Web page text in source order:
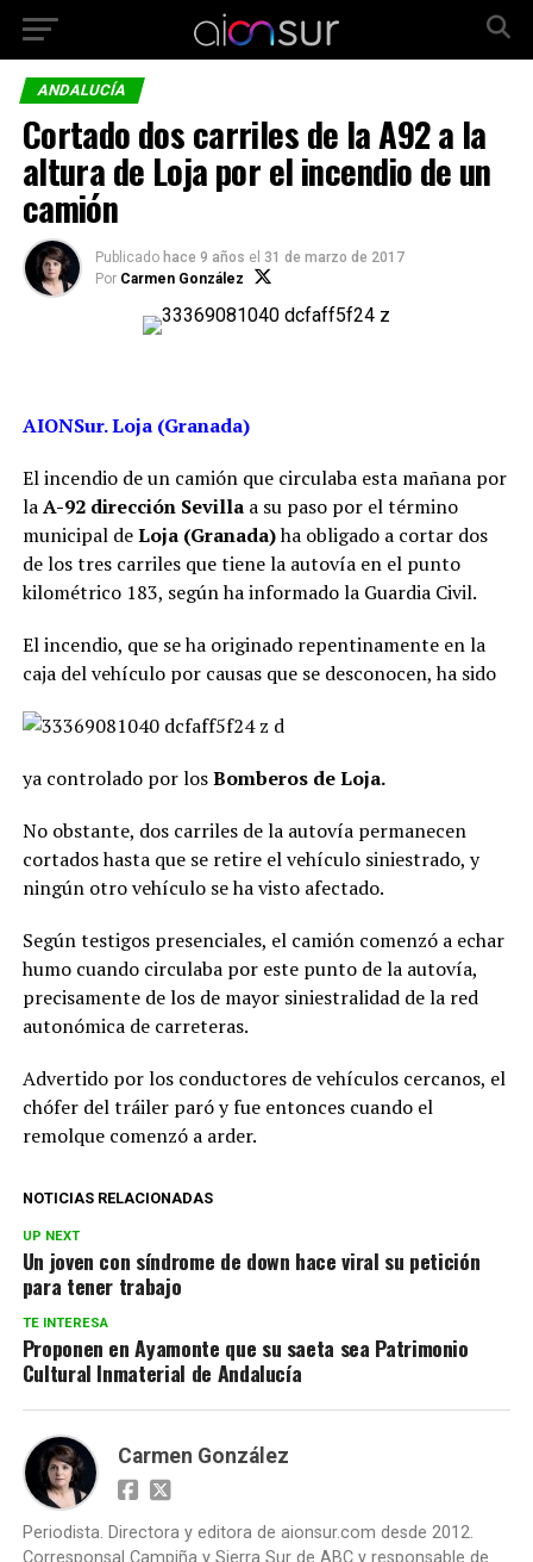
ANDALUCÍA
Cortado dos carriles de la A92 a la
altura de Loja por el incendio de un
camión
Publicado hace 9 años el 31 de marzo de 2017
Por Carmen González
AIONSur. Loja (Granada)
El incendio de un camión que circulaba esta mañana por
laA-92 dirección Sevillaa su paso por el término
municipal deLoja (Granada)ha obligado a cortar dos
de los tres carriles que tiene la autovía en el punto
kilométrico 183, según ha informado la Guardia Civil.
El incendio, que se ha originado repentinamente en la
caja del vehículo por causas que se desconocen, ha sido
ya controlado por losBomberos de Loja.
No obstante, dos carriles de la autovía permanecen
cortados hasta que se retire el vehículo siniestrado, y
ningún otro vehículo se ha visto afectado.
Según testigos presenciales, el camión comenzó a echar
humo cuando circulaba por este punto de la autovía,
precisamente de los de mayor siniestralidad de la red
autonómica de carreteras.
Advertido por los conductores de vehículos cercanos, el
chófer del tráiler paró y fue entonces cuando el
remolque comenzó a arder.
NOTICIAS RELACIONADAS
UP NEXT
Un joven con síndrome de down hace viral su petición
para tener trabajo
TE INTERESA
Proponen en Ayamonte que su saeta sea Patrimonio
Cultural Inmaterial de Andalucía
Carmen González
Periodista. Directora y editora de aionsur.com desde 2012.
Corresponsal Campiña y Sierra Sur de ABC y responsable de